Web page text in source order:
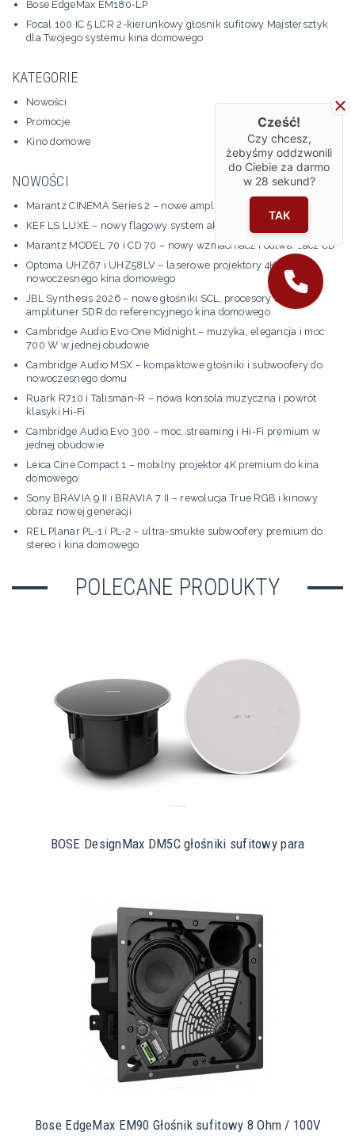
Bose EdgeMax EM180-LP
Focal 100 IC 5 LCR 2-kierunkowy głośnik sufitowy Majstersztyk
dla Twojego systemu kina domowego
KATEGORIE
Nowości
Promocje
Kino domowe
NOWOŚCI
Marantz CINEMA Series 2 – nowe amplitunery kina domowego
KEF LS LUXE – nowy flagowy system aktywny
Marantz MODEL 70 i CD 70 – nowy wzmacniacz i odtwarzacz CD
Optoma UHZ67 i UHZ58LV – laserowe projektory 4K do
nowoczesnego kina domowego
JBL Synthesis 2026 – nowe głośniki SCL, procesory SDP i
amplituner SDR do referencyjnego kina domowego
Cambridge Audio Evo One Midnight – muzyka, elegancja i moc
700 W w jednej obudowie
Cambridge Audio MSX – kompaktowe głośniki i subwoofery do
nowoczesnego domu
Ruark R710 i Talisman-R – nowa konsola muzyczna i powrót
klasyki Hi-Fi
Cambridge Audio Evo 300 – moc, streaming i Hi-Fi premium w
jednej obudowie
Leica Cine Compact 1 – mobilny projektor 4K premium do kina
domowego
Sony BRAVIA 9 II i BRAVIA 7 II – rewolucja True RGB i kinowy
obraz nowej generacji
REL Planar PL-1 i PL-2 – ultra-smukłe subwoofery premium do
stereo i kina domowego
POLECANE PRODUKTY
BOSE DesignMax DM5C głośniki sufitowy para
Bose EdgeMax EM90 Głośnik sufitowy 8 Ohm / 100V
Cześć!
Czy chcesz,
żebyśmy oddzwonili
do Ciebie za darmo
w 28 sekund?
TAK